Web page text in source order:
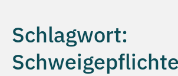
Schlagwort: